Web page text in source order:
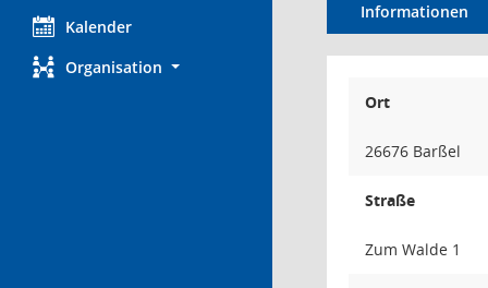
Kalender
Organisation
Informationen
Ort
26676 Barßel
Straße
Zum Walde 1